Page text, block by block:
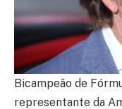
Bicampeão de
representante da